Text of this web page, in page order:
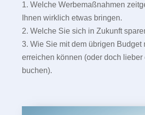
1. Welche Werbemaßnahmen
Ihnen wirklich etwas bringen.
2. Welche Sie sich in Zukunft
3. Wie Sie mit dem übrigen Budget
erreichen können (oder doch
buchen).